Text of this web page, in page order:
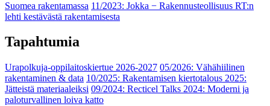
Suomea rakentamassa 11/2023: Jokka − Rakennusteollisuus RT:n
lehti kestävästä rakentamisesta
Tapahtumia
Urapolkuja-oppilaitoskiertue 2026-2027 05/2026: Vähähiilinen
rakentaminen & data 10/2025: Rakentamisen kiertotalous 2025:
Jätteistä materiaaleiksi 09/2024: Recticel Talks 2024: Moderni ja
paloturvallinen loiva katto